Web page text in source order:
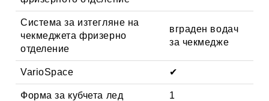
Система за изтегляне на
чекмеджета фризерно
отделение
вграден водач
за чекмедже
VarioSpace ✔
Форма за кубчета лед 1